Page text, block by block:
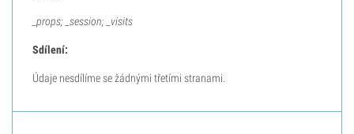
_props; _session; _visits
Sdílení:
Údaje nesdílíme se žádnými třetími stranami.